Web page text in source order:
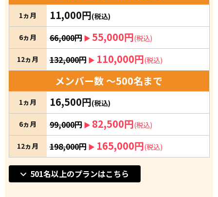
1ヵ月 11,000円(税込)
6ヵ月 66,000円▶︎ 55,000円(税込)
12ヵ月 132,000円▶︎ 110,000円(税込)
メンバー数 ～500名まで
1ヵ月 16,500円(税込)
6ヵ月 99,000円▶︎ 82,500円(税込)
12ヵ月 198,000円▶︎ 165,000円(税込)
501名以上のプランはこちら